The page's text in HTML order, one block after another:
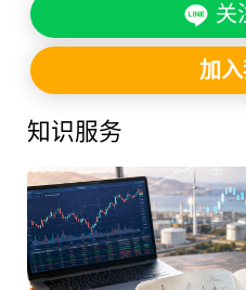
关
加入
知识服务